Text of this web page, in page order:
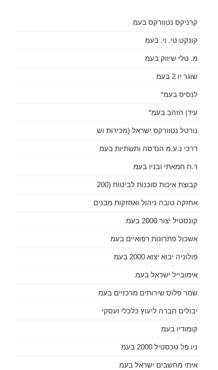
קרניקס נטוורקס בעמ
קונקט טי. וי. בעמ
מ. טלי שיווק בעמ
שוגר יו 2 בעמ
לנסיס בעמ*
עידן הזהב בעמ*
נורטל נטוורקס ישראל (מכירות וש
דרכי נ.ע.מ הנדסה ותשתיות בעמ
ר.ח חמאתי ובניו בעמ
קבוצת איכות סוכנות לביטוח (200
אחזקה טובה ניהול ואחזקות מבנים
קונסטיל יצור 2000 בעמ
אשכול פתרונות רפואיים בעמ
פולוניה יבוא יצוא 2000 בעמ
אימובייל ישראל בעמ
שמר פלוס שירותים מרכזיים בעמ
יבולים חברה ליעוץ כלכלי ועסקי
קומודיו בעמ
ניו פל טכסטיל 2000 בעמ
איתי מחשבים ישראל בעמ